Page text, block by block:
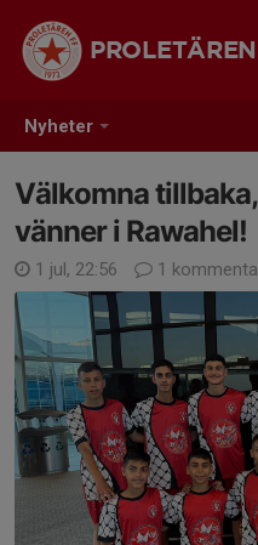
Nyheter
Välkomna
vänner i Rawahel!
1 jul, 22:56 1